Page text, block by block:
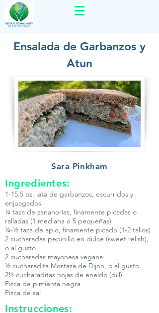
Ensalada de Garbanzos y
Atun
Sara Pinkham
Ingredientes:
1-15.5 oz. lata de garbanzos, escurridos y
enjuagados
¼ taza de zanahorias, finamente picadas o
ralladas (1 mediana o 5 pequeñas)
¼-½ taza de apio, finamente picado (1-2 tallos)
2 cucharadas pepinillo en dulce (sweet relish),
o al gusto
2 cucharadas mayonesa vegana
½ cucharadita Mostaza de Dijon, o al gusto
2½ cucharaditas hojas de eneldo (dill)
Pizca de pimienta negra
Pizca de sal
Instrucciones: